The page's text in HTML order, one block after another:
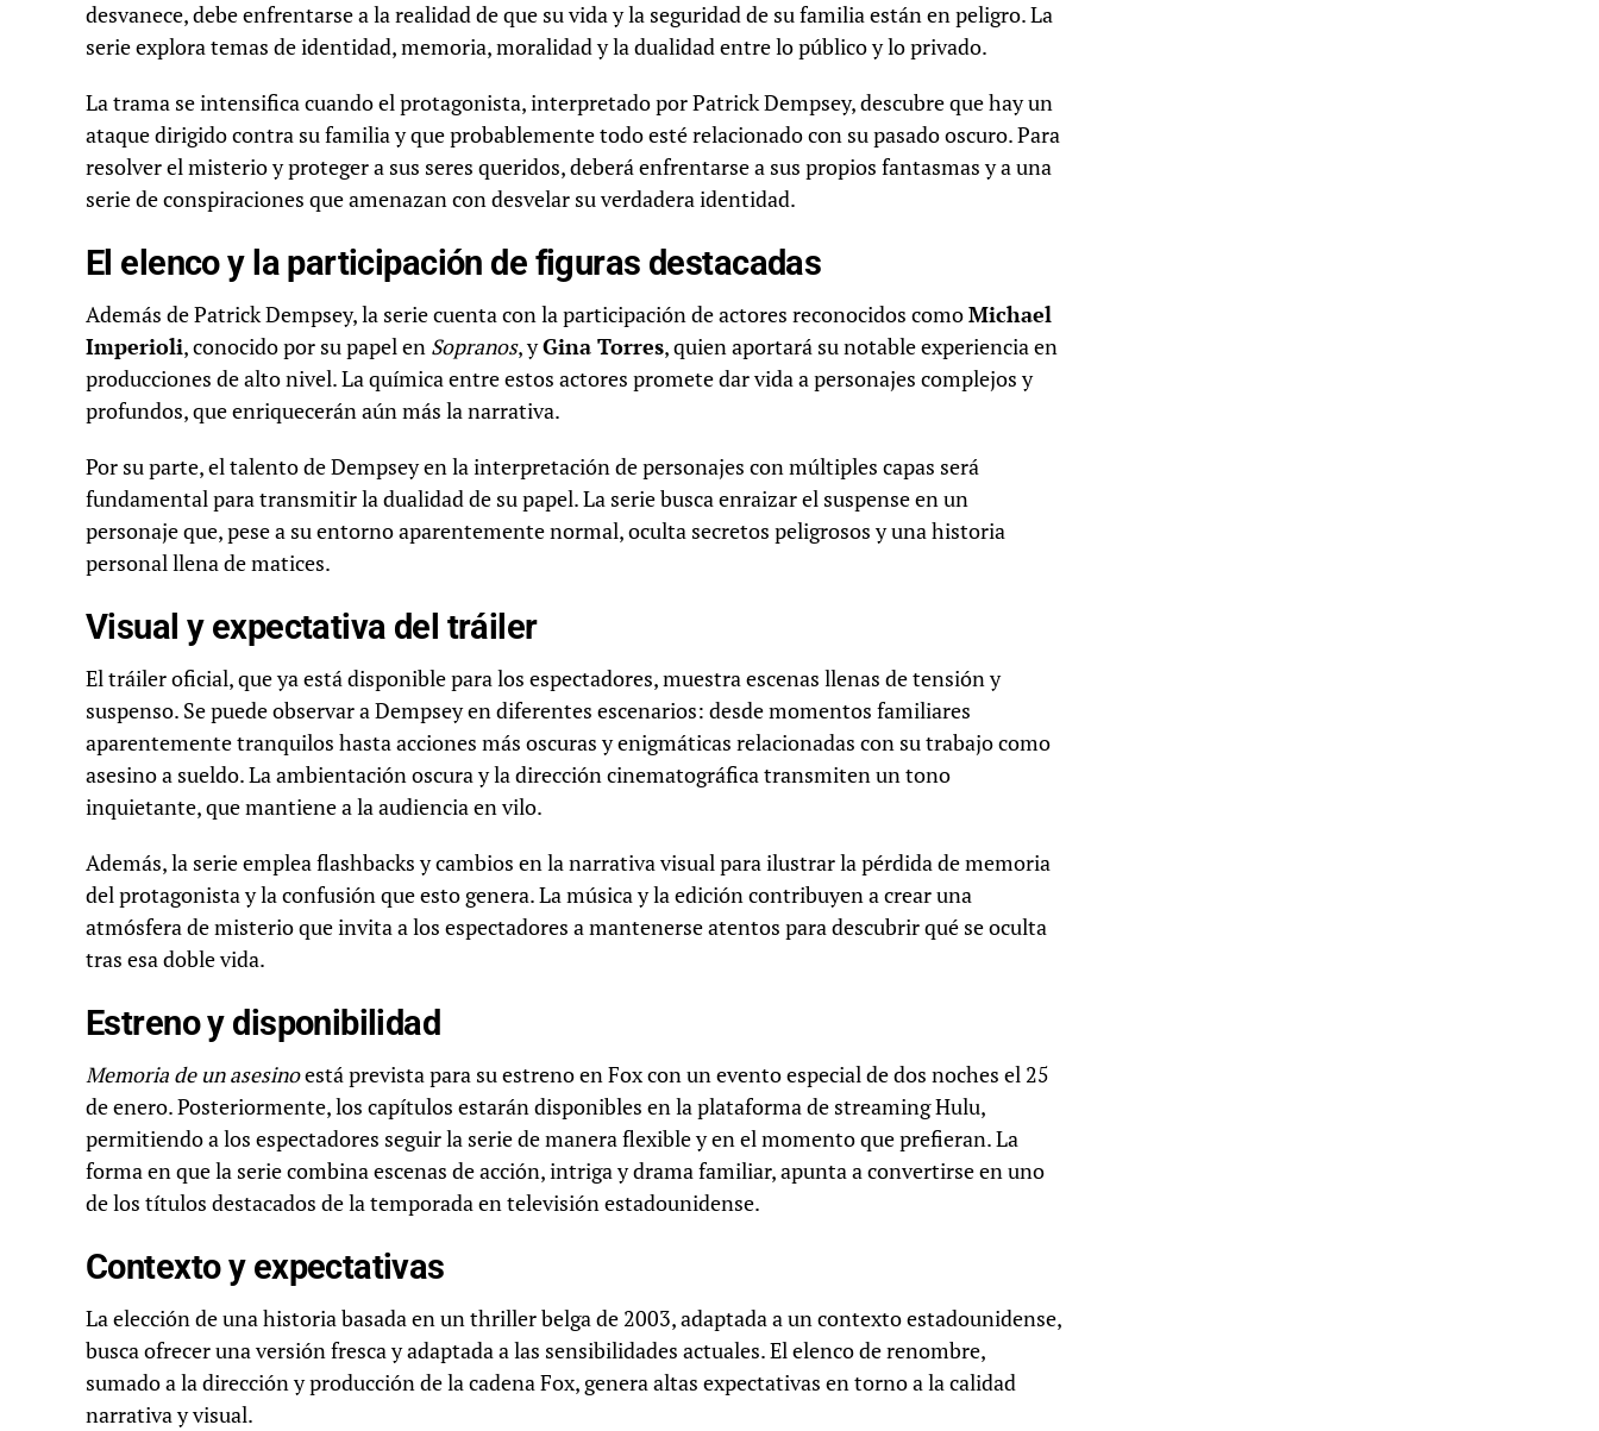
desvanece, debe enfrentarse a la realidad de que su vida y la seguridad de su familia están en peligro. La
serie explora temas de identidad, memoria, moralidad y la dualidad entre lo público y lo privado.
La trama se intensifica cuando el protagonista, interpretado por Patrick Dempsey, descubre que hay un
ataque dirigido contra su familia y que probablemente todo esté relacionado con su pasado oscuro. Para
resolver el misterio y proteger a sus seres queridos, deberá enfrentarse a sus propios fantasmas y a una
serie de conspiraciones que amenazan con desvelar su verdadera identidad.
El elenco y la participación de figuras destacadas
Además de Patrick Dempsey, la serie cuenta con la participación de actores reconocidos comoMichael
Imperioli, conocido por su papel en Sopranos, yGina Torres, quien aportará su notable experiencia en
producciones de alto nivel. La química entre estos actores promete dar vida a personajes complejos y
profundos, que enriquecerán aún más la narrativa.
Por su parte, el talento de Dempsey en la interpretación de personajes con múltiples capas será
fundamental para transmitir la dualidad de su papel. La serie busca enraizar el suspense en un
personaje que, pese a su entorno aparentemente normal, oculta secretos peligrosos y una historia
personal llena de matices.
Visual y expectativa del tráiler
El tráiler oficial, que ya está disponible para los espectadores, muestra escenas llenas de tensión y
suspenso. Se puede observar a Dempsey en diferentes escenarios: desde momentos familiares
aparentemente tranquilos hasta acciones más oscuras y enigmáticas relacionadas con su trabajo como
asesino a sueldo. La ambientación oscura y la dirección cinematográfica transmiten un tono
inquietante, que mantiene a la audiencia en vilo.
Además, la serie emplea flashbacks y cambios en la narrativa visual para ilustrar la pérdida de memoria
del protagonista y la confusión que esto genera. La música y la edición contribuyen a crear una
atmósfera de misterio que invita a los espectadores a mantenerse atentos para descubrir qué se oculta
tras esa doble vida.
Estreno y disponibilidad
Memoria de un asesinoestá prevista para su estreno en Fox con un evento especial de dos noches el 25
de enero. Posteriormente, los capítulos estarán disponibles en la plataforma de streaming Hulu,
permitiendo a los espectadores seguir la serie de manera flexible y en el momento que prefieran. La
forma en que la serie combina escenas de acción, intriga y drama familiar, apunta a convertirse en uno
de los títulos destacados de la temporada en televisión estadounidense.
Contexto y expectativas
La elección de una historia basada en un thriller belga de 2003, adaptada a un contexto estadounidense,
busca ofrecer una versión fresca y adaptada a las sensibilidades actuales. El elenco de renombre,
sumado a la dirección y producción de la cadena Fox, genera altas expectativas en torno a la calidad
narrativa y visual.